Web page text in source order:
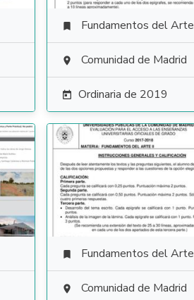
 Fundamentos del Arte
 Comunidad de Madrid
 Ordinaria de 2019
 Fundamentos del Arte
 Comunidad de Madrid